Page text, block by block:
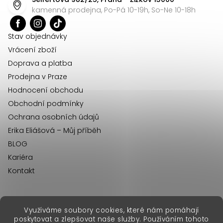
Využíváme soubory cookies, které nám pomáhají
poskytovat a zlepšovat naše služby. Používáním tohoto
kamenná prodejna, Po-Pá 10-19h, So-Ne 10-18h
Stav objednávky
Vrácení zboží
Doprava a platba
Prodejna v Praze
Hodnocení obchodu
Obchodní podmínky
Ochrana osobních údajů
Erika Eliášová – Můj příběh
BLOG
Kariéra
Kontakt
erikafashion.sk